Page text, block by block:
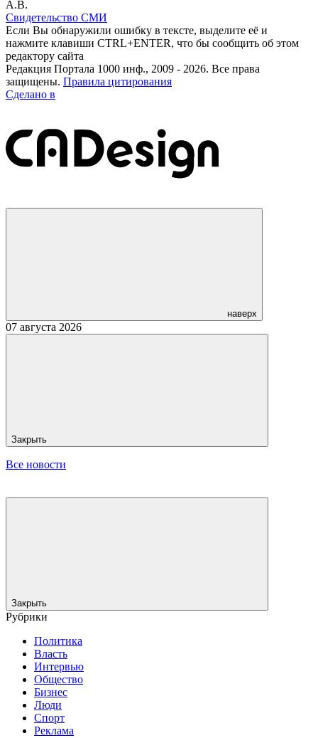
А.В.
Свидетельство СМИ
Если Вы обнаружили ошибку в тексте, выделите её и
нажмите клавиши CTRL+ENTER, что бы сообщить об этом
редактору сайта
Редакция Портала 1000 инф., 2009 - 2026. Все права
защищены. Правила цитирования
Сделано в
наверх
07 августа 2026
Закрыть
Все новости
Закрыть
Рубрики
Политика
Власть
Интервью
Общество
Бизнес
Люди
Спорт
Реклама